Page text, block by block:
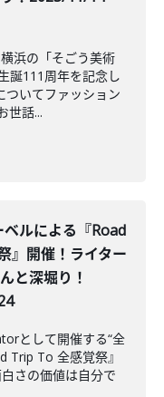
浜の「そごう美術
誕111周年を記念し
ついてファッション
世話...
ルによる『Road
』開催！ライター
と深堀り！
として開催する“全
Trip To 全感覚祭』
さの価値は自分で